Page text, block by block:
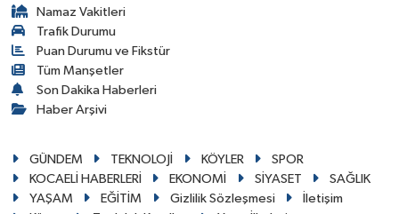
Namaz Vakitleri
Trafik Durumu
Puan Durumu ve Fikstür
Tüm Manşetler
Son Dakika Haberleri
Haber Arşivi
GÜNDEM TEKNOLOJİ KÖYLER
SPOR
KOCAELİ HABERLERİ
EKONOMİ SİYASET
SAĞLIK
YAŞAM
EĞİTİM Gizlilik Sözleşmesi
İletişim